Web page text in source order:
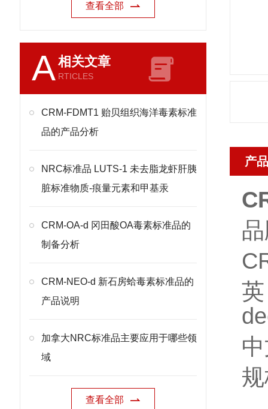
查看全部
A相关文章
RTICLES
CRM-FDMT1 贻贝组织海洋毒素标准
品的产品分析
NRC标准品 LUTS-1 未去脂龙虾肝胰
脏标准物质-痕量元素和甲基汞
CRM-OA-d 冈田酸OA毒素标准品的
制备分析
CRM-NEO-d 新石房蛤毒素标准品的
产品说明
加拿大NRC标准品主要应用于哪些领
域
查看全部
产